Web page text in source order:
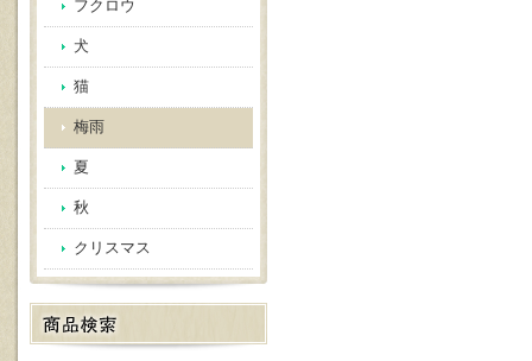
フクロウ
犬
猫
梅雨
夏
秋
クリスマス